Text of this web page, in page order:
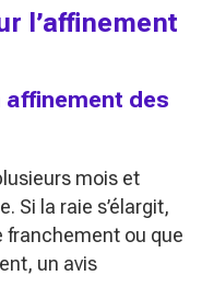
l’affinement
des
mois et
Si la raie s’élargit,
franchement ou que
un avis